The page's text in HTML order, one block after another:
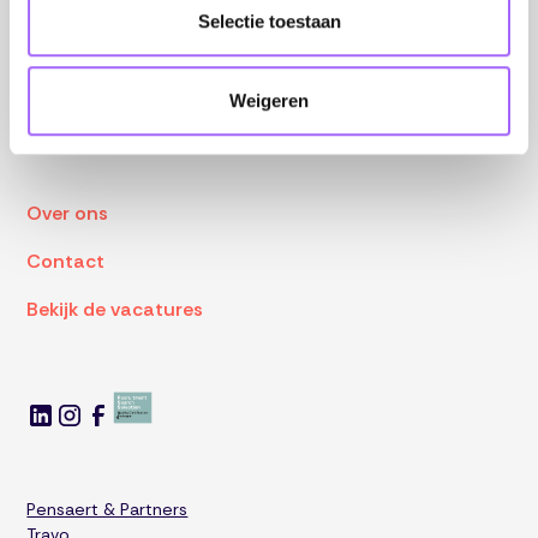
Selectie toestaan
Weigeren
Ik zoek talent
Over ons
Contact
Bekijk de vacatures
Pensaert & Partners